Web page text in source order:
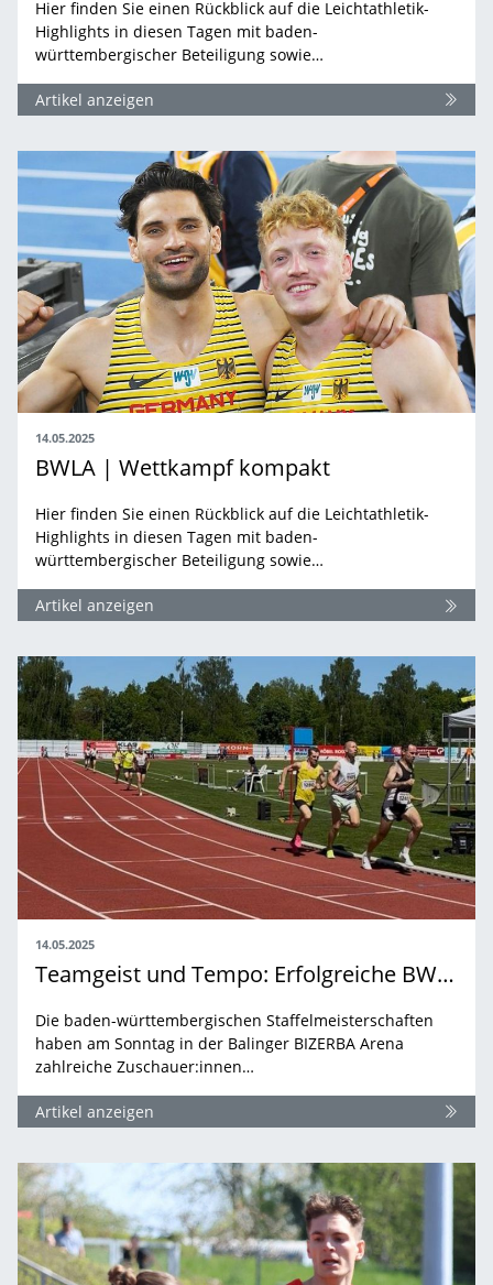
Hier finden Sie einen Rückblick auf die Leichtathletik-
Highlights in diesen Tagen mit baden-
württembergischer Beteiligung sowie…
Artikel anzeigen
14.05.2025
BWLA | Wettkampf kompakt
Hier finden Sie einen Rückblick auf die Leichtathletik-
Highlights in diesen Tagen mit baden-
württembergischer Beteiligung sowie…
Artikel anzeigen
14.05.2025
Teamgeist und Tempo: Erfolgreiche BW Staffelmeisterschaften in Balingen
Die baden-württembergischen Staffelmeisterschaften
haben am Sonntag in der Balinger BIZERBA Arena
zahlreiche Zuschauer:innen…
Artikel anzeigen